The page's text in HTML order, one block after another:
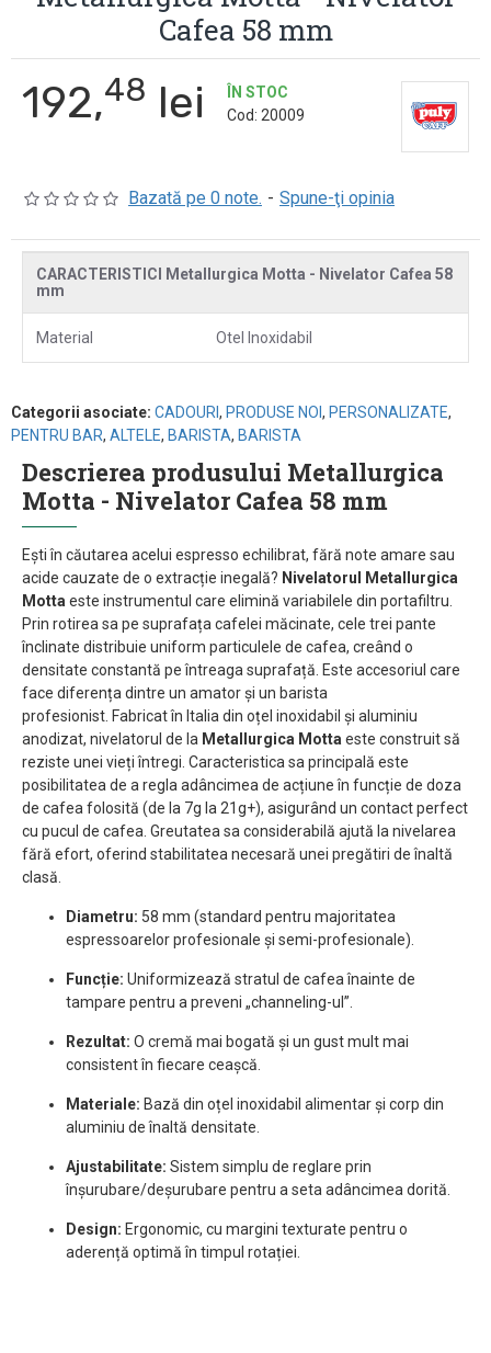
Cafea 58 mm
Bazată pe 0 note. - Spune-ţi opinia
192,48 lei
ÎN STOC
Cod: 20009
CARACTERISTICI Metallurgica Motta - Nivelator Cafea 58
mm
Material Otel Inoxidabil
Categorii asociate: CADOURI, PRODUSE NOI , PERSONALIZATE,
PENTRU BAR, ALTELE, BARISTA, BARISTA
Descrierea produsului Metallurgica
Motta - Nivelator Cafea 58 mm
Ești în căutarea acelui espresso echilibrat, fără note amare sau
acide cauzate de o extracție inegală? Nivelatorul Metallurgica
Mottaeste instrumentul care elimină variabilele din portafiltru.
Prin rotirea sa pe suprafața cafelei măcinate, cele trei pante
înclinate distribuie uniform particulele de cafea, creând o
densitate constantă pe întreaga suprafață. Este accesoriul care
face diferența dintre un amator și un barista
profesionist. Fabricat în Italia din oțel inoxidabil și aluminiu
anodizat, nivelatorul de la Metallurgica Mottaeste construit să
reziste unei vieți întregi. Caracteristica sa principală este
posibilitatea de a regla adâncimea de acțiune în funcție de doza
de cafea folosită (de la 7g la 21g+), asigurând un contact perfect
cu pucul de cafea. Greutatea sa considerabilă ajută la nivelarea
fără efort, oferind stabilitatea necesară unei pregătiri de înaltă
clasă.
Diametru: 58 mm (standard pentru majoritatea
espressoarelor profesionale și semi-profesionale).
Funcție: Uniformizează stratul de cafea înainte de
tampare pentru a preveni „channeling-ul”.
Rezultat: O cremă mai bogată și un gust mult mai
consistent în fiecare ceașcă.
Materiale: Bază din oțel inoxidabil alimentar și corp din
aluminiu de înaltă densitate.
Ajustabilitate: Sistem simplu de reglare prin
înșurubare/deșurubare pentru a seta adâncimea dorită.
Design: Ergonomic, cu margini texturate pentru o
aderență optimă în timpul rotației.